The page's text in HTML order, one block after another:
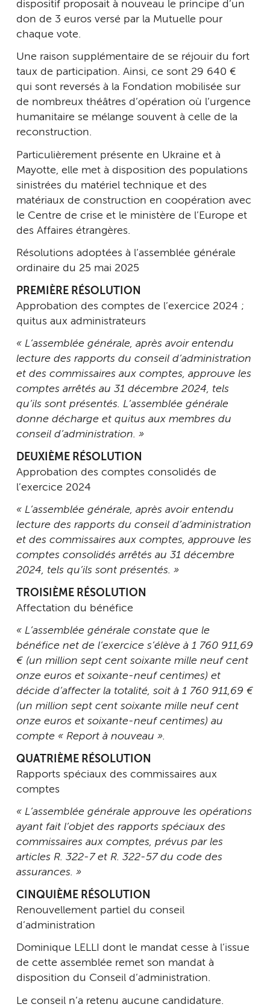
dispositif proposait à nouveau le principe d’un
don de 3 euros versé par la Mutuelle pour
chaque vote.
Une raison supplémentaire de se réjouir du fort
taux de participation. Ainsi, ce sont 29 640 €
qui sont reversés à la Fondation mobilisée sur
de nombreux théâtres d’opération où l’urgence
humanitaire se mélange souvent à celle de la
reconstruction.
Particulièrement présente en Ukraine et à
Mayotte, elle met à disposition des populations
sinistrées du matériel technique et des
matériaux de construction en coopération avec
le Centre de crise et le ministère de l’Europe et
des Affaires étrangères.
Résolutions adoptées à l’assemblée générale
ordinaire du 25 mai 2025
PREMIÈRE RÉSOLUTION
Approbation des comptes de l’exercice 2024 ;
quitus aux administrateurs
« L’assemblée générale, après avoir entendu
lecture des rapports du conseil d’administration
et des commissaires aux comptes, approuve les
comptes arrêtés au 31 décembre 2024, tels
qu’ils sont présentés. L’assemblée générale
donne décharge et quitus aux membres du
conseil d’administration. »
DEUXIÈME RÉSOLUTION
Approbation des comptes consolidés de
l’exercice 2024
« L’assemblée générale, après avoir entendu
lecture des rapports du conseil d’administration
et des commissaires aux comptes, approuve les
comptes consolidés arrêtés au 31 décembre
2024, tels qu’ils sont présentés. »
TROISIÈME RÉSOLUTION
Affectation du bénéfice
« L’assemblée générale constate que le
bénéfice net de l’exercice s’élève à 1 760 911,69
€ (un million sept cent soixante mille neuf cent
onze euros et soixante-neuf centimes) et
décide d’affecter la totalité, soit à 1 760 911,69 €
(un million sept cent soixante mille neuf cent
onze euros et soixante-neuf centimes) au
compte « Report à nouveau ».
QUATRIÈME RÉSOLUTION
Rapports spéciaux des commissaires aux
comptes
« L’assemblée générale approuve les opérations
ayant fait l’objet des rapports spéciaux des
commissaires aux comptes, prévus par les
articles R. 322-7 et R. 322-57 du code des
assurances. »
CINQUIÈME RÉSOLUTION
Renouvellement partiel du conseil
d’administration
Dominique LELLI dont le mandat cesse à l’issue
de cette assemblée remet son mandat à
disposition du Conseil d’administration.
Le conseil n’a retenu aucune candidature.